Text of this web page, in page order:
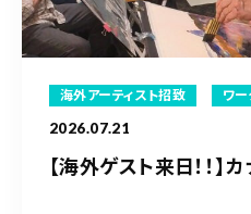
海外アーティスト招致 ワー
2026.07.21
【海外ゲスト来日！！】